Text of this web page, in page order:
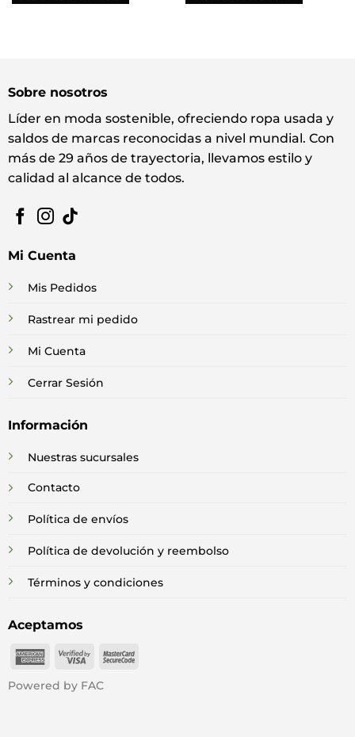
Sobre nosotros
Líder en moda sostenible, ofreciendo ropa usada y
saldos de marcas reconocidas a nivel mundial. Con
más de 29 años de trayectoria, llevamos estilo y
calidad al alcance de todos.
Mi Cuenta
Mis Pedidos
Rastrear mi pedido
Mi Cuenta
Cerrar Sesión
Información
Nuestras sucursales
Contacto
Política de envíos
Política de devolución y reembolso
Términos y condiciones
Aceptamos
American
Visa
MasterCard
Powered by FAC